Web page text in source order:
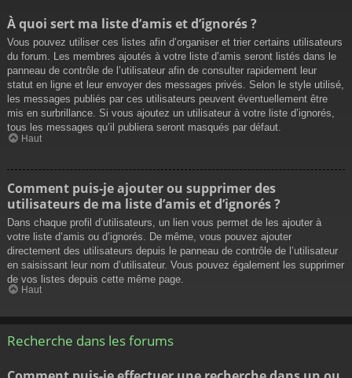
À quoi sert ma liste d’amis et d’ignorés ?
Vous pouvez utiliser ces listes afin d’organiser et trier certains utilisateurs
du forum. Les membres ajoutés à votre liste d’amis seront listés dans le
panneau de contrôle de l’utilisateur afin de consulter rapidement leur
statut en ligne et leur envoyer des messages privés. Selon le style utilisé,
les messages publiés par ces utilisateurs peuvent éventuellement être
mis en surbrillance. Si vous ajoutez un utilisateur à votre liste d’ignorés,
tous les messages qu’il publiera seront masqués par défaut.
Haut
Comment puis-je ajouter ou supprimer des
utilisateurs de ma liste d’amis et d’ignorés ?
Dans chaque profil d’utilisateurs, un lien vous permet de les ajouter à
votre liste d’amis ou d’ignorés. De même, vous pouvez ajouter
directement des utilisateurs depuis le panneau de contrôle de l’utilisateur
en saisissant leur nom d’utilisateur. Vous pouvez également les supprimer
de vos listes depuis cette même page.
Haut
Recherche dans les forums